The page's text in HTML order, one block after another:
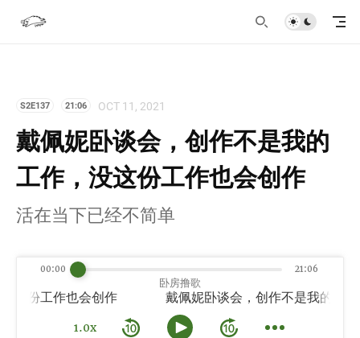
S2E137 21:06 OCT 11, 2021
戴佩妮卧谈会，创作不是我的
工作，没这份工作也会创作
活在当下已经不简单
卧房撸歌
份工作也会创作
1.0x
00:00 21:06